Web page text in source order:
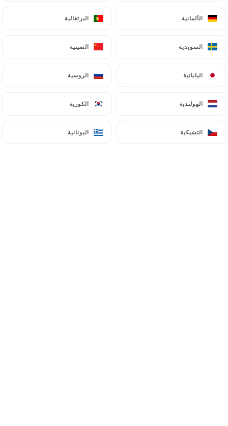
الألمانية البرتغالية
السويدية الصينية
اليابانية الروسية
الهولندية الكورية
التشيكية اليونانية
الألمانية البرتغالية
السويدية الصينية
اليابانية الروسية
الهولندية الكورية
التشيكية اليونانية